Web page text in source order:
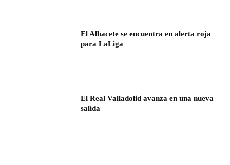
El Albacete se encuentra en alerta roja
para LaLiga
El Real Valladolid avanza en una nueva
salida